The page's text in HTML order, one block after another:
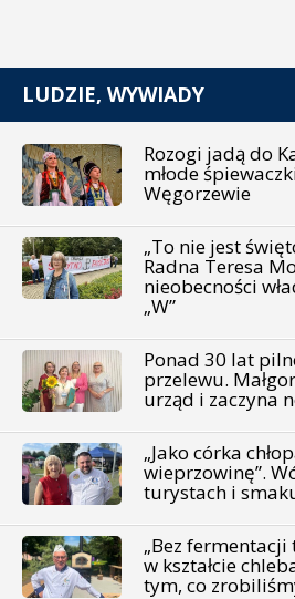
LUDZIE, WYWIADY
Rozogi jadą do
młode
Węgorzewie
„To nie jest
Radna Teresa
nieobecności
„W”
Ponad 30 lat
przelewu.
urząd i zaczyna
„Jako córka
wieprzowinę”.
turystach i
„Bez
w kształcie
tym, co